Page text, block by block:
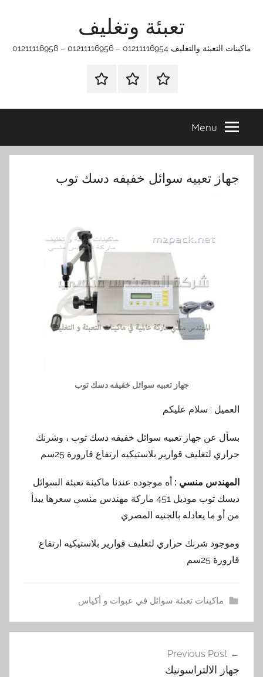
تعبئة وتغليف
ماكينات التعبئة والتغليف 01211116954 – 01211116956 – 01211116958
الرئيسيةماكينات
وتغليف
اتـصـل
في
التي
Menu
جهاز تعبيه سوائل خفيفه دسك توب
جهاز تعبيه سوائل خفيفه دسك توب
العميل : سلام عليكم
بسأل عن جهاز تعبيه سوائل خفيفه دسك توب ، وشرنك
حراري لتغليف قوارير بلاستيكيه ارتفاع قارورة 25سم
المهندس منسي : أه موجوده عندنا ماكينة تعبئة السوائل
ديسك توب موديل 451 ماركة مهندس منسي سعرها يبدأ
من أو ما يعادله بالجنيه المصري
وموجود شرنك حراري لتغليف قوارير بلاستيكيه ارتفاع
قارورة 25سم
ماكينات تعبئة سوائل في عبوات و أكياس
ت
المقالات
Previous Post
جهاز الالتراسونيك